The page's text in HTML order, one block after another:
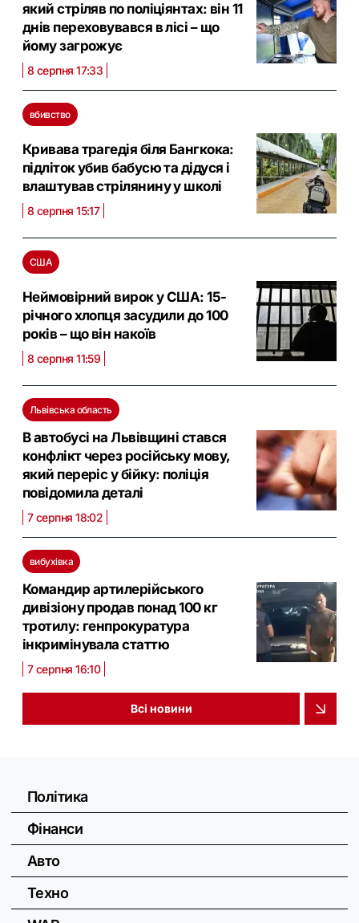
який стріляв по поліціянтах: він 11
днів переховувався в лісі – що
йому загрожує
8 серпня 17:33
вбивство
Кривава трагедія біля Бангкока:
підліток убив бабусю та дідуся і
влаштував стрілянину у школі
8 серпня 15:17
США
Неймовірний вирок у США: 15-
річного хлопця засудили до 100
років – що він накоїв
8 серпня 11:59
Львівська область
В автобусі на Львівщині стався
конфлікт через російську мову,
який переріс у бійку: поліція
повідомила деталі
7 серпня 18:02
вибухівка
Командир артилерійського
дивізіону продав понад 100 кг
тротилу: генпрокуратура
інкримінувала статтю
7 серпня 16:10
Всі новини
Політика
Фінанси
Авто
Техно